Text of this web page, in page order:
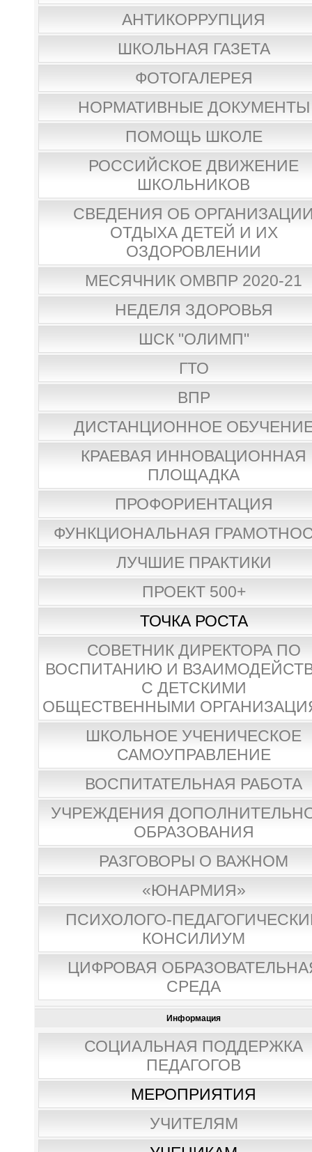
АНТИКОРРУПЦИЯ
ШКОЛЬНАЯ ГАЗЕТА
ФОТОГАЛЕРЕЯ
НОРМАТИВНЫЕ ДОКУМЕНТЫ
ПОМОЩЬ ШКОЛЕ
РОССИЙСКОЕ ДВИЖЕНИЕ
ШКОЛЬНИКОВ
СВЕДЕНИЯ ОБ
ОТДЫХА ДЕТЕЙ И ИХ
ОЗДОРОВЛЕНИИ
МЕСЯЧНИК ОМВПР 2020-21
НЕДЕЛЯ ЗДОРОВЬЯ
ШСК "ОЛИМП"
ГТО
ВПР
ДИСТАНЦИОННОЕ
КРАЕВАЯ ИННОВАЦИОННАЯ
ПЛОЩАДКА
ПРОФОРИЕНТАЦИЯ
ФУНКЦИОНАЛЬНАЯ
ЛУЧШИЕ ПРАКТИКИ
ПРОЕКТ 500+
ТОЧКА РОСТА
СОВЕТНИК ДИРЕКТОРА ПО
ВОСПИТАНИЮ И
С ДЕТСКИМИ
ОБЩЕСТВЕННЫМИ
ШКОЛЬНОЕ УЧЕНИЧЕСКОЕ
САМОУПРАВЛЕНИЕ
ВОСПИТАТЕЛЬНАЯ РАБОТА
УЧРЕЖДЕНИЯ
ОБРАЗОВАНИЯ
РАЗГОВОРЫ О ВАЖНОМ
«ЮНАРМИЯ»
ПСИХОЛОГО-
КОНСИЛИУМ
ЦИФРОВАЯ
СРЕДА
Информация
СОЦИАЛЬНАЯ ПОДДЕРЖКА
ПЕДАГОГОВ
МЕРОПРИЯТИЯ
УЧИТЕЛЯМ